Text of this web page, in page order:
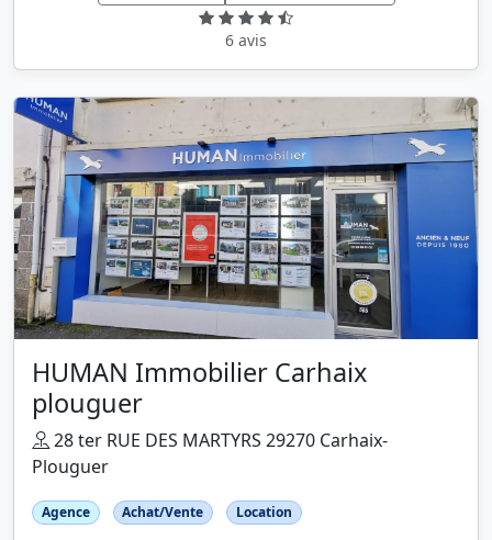
6 avis
HUMAN Immobilier Carhaix
plouguer
28 ter RUE DES MARTYRS 29270 Carhaix-
Plouguer
Agence Achat/Vente Location